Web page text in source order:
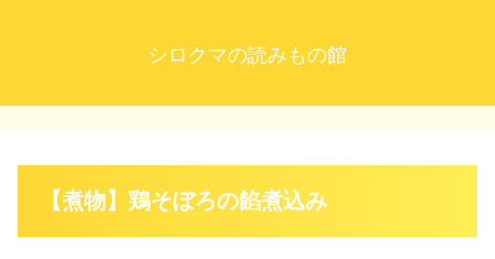
シロクマの読みもの館
【煮物】鶏そぼろの餡煮込み